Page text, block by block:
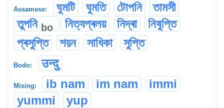
Assamese: ঘুমটি ঘুমতি টোপনি
তামসী
তুপনি bo নিত্যপ্ৰলয় নিদ্ৰা
নিষুপ্তি
প্ৰসুপ্তি
শয়ন সাধিকা সুপ্তি
Bodo: उन्दु
Mising: ib nam im nam
immi
yummi
yup